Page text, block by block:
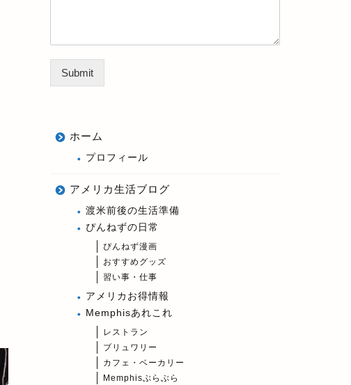
Submit
ホーム
プロフィール
アメリカ生活ブログ
渡米前後の生活準備
ぴんねずの日常
ぴんねず漫画
おすすめグッズ
習い事・仕事
アメリカお得情報
Memphisあれこれ
レストラン
ブリュワリー
カフェ・ベーカリー
Memphisぶらぶら